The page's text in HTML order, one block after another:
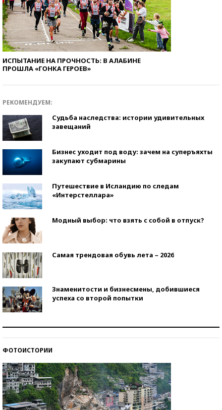
ИСПЫТАНИЕ НА ПРОЧНОСТЬ: В АЛАБИНЕ
ПРОШЛА «ГОНКА ГЕРОЕВ»
РЕКОМЕНДУЕМ:
Судьба наследства: истории удивительных
завещаний
Бизнес уходит под воду: зачем на суперъяхты
закупают субмарины
Путешествие в Исландию по следам
«Интерстеллара»
Модный выбор: что взять с собой в отпуск?
Самая трендовая обувь лета – 2026
Знаменитости и бизнесмены, добившиеся
успеха со второй попытки
ФОТОИСТОРИИ